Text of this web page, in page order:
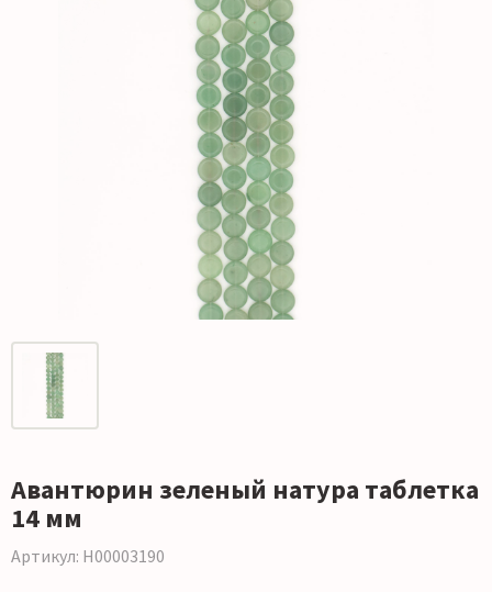
Авантюрин зеленый натура таблетка
14 мм
Артикул: Н00003190